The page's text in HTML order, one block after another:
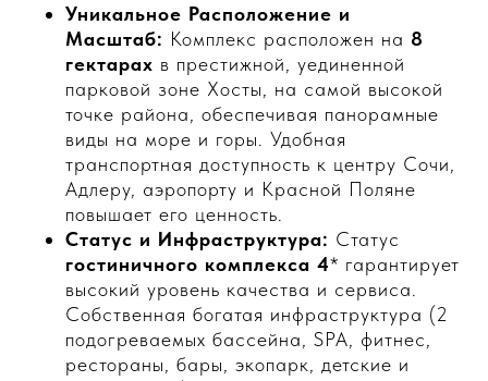
Уникальное Расположение и
Масштаб: Комплекс расположен на 8
гектарах в престижной, уединенной
парковой зоне Хосты, на самой высокой
точке района, обеспечивая панорамные
виды на море и горы. Удобная
транспортная доступность к центру Сочи,
Адлеру, аэропорту и Красной Поляне
повышает его ценность.
Статус и Инфраструктура: Статус
гостиничного комплекса 4* гарантирует
высокий уровень качества и сервиса.
Собственная богатая инфраструктура (2
подогреваемых бассейна, SPA, фитнес,
рестораны, бары, экопарк, детские и